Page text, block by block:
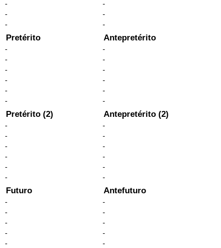
-
-
-
-
-
-
Pretérito
-
-
-
-
-
-
Antepretérito
-
-
-
-
-
-
Pretérito (2)
-
-
-
-
-
-
Antepretérito (2)
-
-
-
-
-
-
Futuro
-
-
-
-
-
Antefuturo
-
-
-
-
-